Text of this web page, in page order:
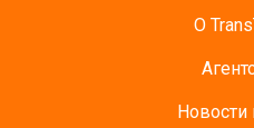
О
Новости